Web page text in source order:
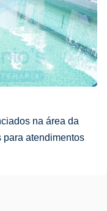
na área da
para atendimentos